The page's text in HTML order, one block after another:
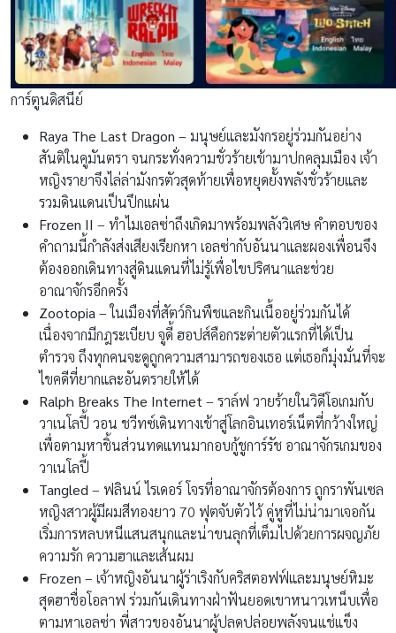
การ์ตูนดิสนีย์
Raya The Last Dragon – มนุษย์และมังกรอยู่ร่วมกันอย่าง
สันติในคูมันตรา จนกระทั่งความชั่วร้ายเข้ามาปกคลุมเมือง เจ้า
หญิงรายาจึงไล่ล่ามังกรตัวสุดท้ายเพื่อหยุดยั้งพลังชั่วร้ายและ
รวมดินแดนเป็นปึกแผ่น
Frozen II – ทำไมเอลซ่าถึงเกิดมาพร้อมพลังวิเศษ คำตอบของ
คำถามนี้กำลังส่งเสียงเรียกหา เอลซ่ากับอันนาและผองเพื่อนจึง
ต้องออกเดินทางสู่ดินแดนที่ไม่รู้เพื่อไขปริศนาและช่วย
อาณาจักรอีกครั้ง
Zootopia – ในเมืองที่สัตว์กินพืชและกินเนื้ออยู่ร่วมกันได้
เนื่องจากมีกฎระเบียบ จูดี้ ฮอปส์คือกระต่ายตัวแรกที่ได้เป็น
ตำรวจ ถึงทุกคนจะดูถูกความสามารถของเธอ แต่เธอก็มุ่งมั่นที่จะ
ไขคดีที่ยากและอันตรายให้ได้
Ralph Breaks The Internet – ราล์ฟ วายร้ายในวิดีโอเกมกับ
วาเนโลปี้ วอน ชวีทซ์เดินทางเข้าสู่โลกอินเทอร์เน็ตที่กว้างใหญ่
เพื่อตามหาชิ้นส่วนทดแทนมากอบกู้ชูการ์รัช อาณาจักรเกมของ
วาเนโลปี้
Tangled – ฟลินน์ ไรเดอร์ โจรที่อาณาจักรต้องการ ถูกราพันเซล
หญิงสาวผู้มีผมสีทองยาว 70 ฟุตจับตัวไว้ คู่หูที่ไม่น่ามาเจอกัน
เริ่มการหลบหนีแสนสนุกและน่าขนลุกที่เต็มไปด้วยการผจญภัย
ความรัก ความฮาและเส้นผม
Frozen – เจ้าหญิงอันนาผู้ร่าเริงกับคริสตอฟฟ์และมนุษย์หิมะ
สุดฮาชื่อโอลาฟ ร่วมกันเดินทางฝ่าฟันยอดเขาหนาวเหน็บเพื่อ
ตามหาเอลซ่า พี่สาวของอันนาผู้ปลดปล่อยพลังจนแช่แข็ง